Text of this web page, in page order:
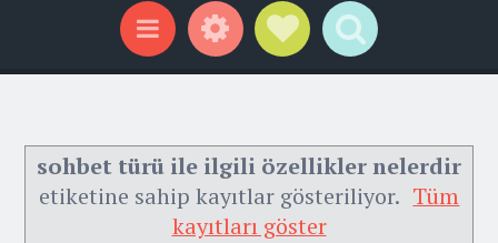
Menu WidgetsSocial Links
Search
sohbet türü ile ilgili özellikler nelerdir
etiketine sahip kayıtlar gösteriliyor. Tüm
kayıtları göster